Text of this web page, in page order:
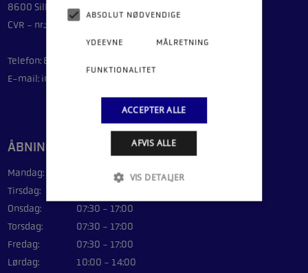
8600 Silkeborg
CVR - nr.: 44089092
Telefon: 86 84 64 14
E-mail: info@sejsmarine.com
ÅBNINGSTIDER
Mandag:
07:30 - 17:00
Tirsdag:
Onsdag:
07:30 - 17:00
Torsdag:
07:30 - 17:00
Fredag:
07:30 - 17:00
Lørdag:
10:00 - 14:00
ABSOLUT NØDVENDIGE
YDEEVNE MÅLRETNING
FUNKTIONALITET
ACCEPTER ALLE
AFVIS ALLE
VIS DETALJER